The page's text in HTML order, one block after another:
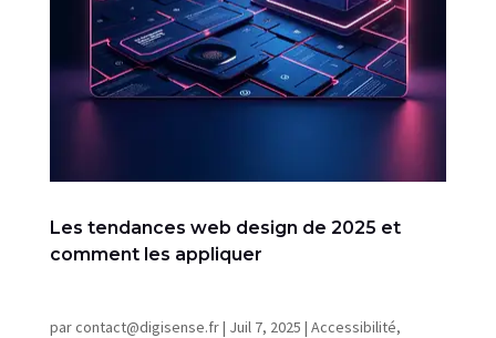
Les tendances web design de 2025 et
comment les appliquer
parcontact@digisense.fr| Juil 7, 2025 | Accessibilité,